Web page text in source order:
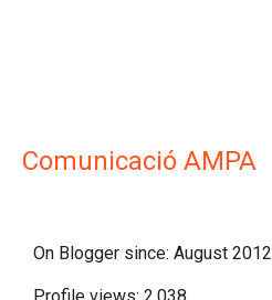
Comunicació AMPA
On Blogger since: August 2012